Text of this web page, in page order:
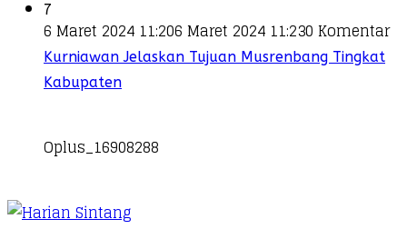
7
6 Maret 2024 11:206 Maret 2024 11:230 Komentar
Kurniawan Jelaskan Tujuan Musrenbang Tingkat
Kabupaten
Oplus_16908288